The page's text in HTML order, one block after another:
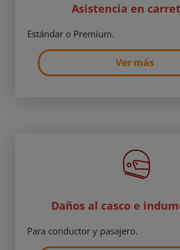
Asistencia en
Estándar o Premium.
Ver más
Daños al casco e
Para conductor y pasajero.